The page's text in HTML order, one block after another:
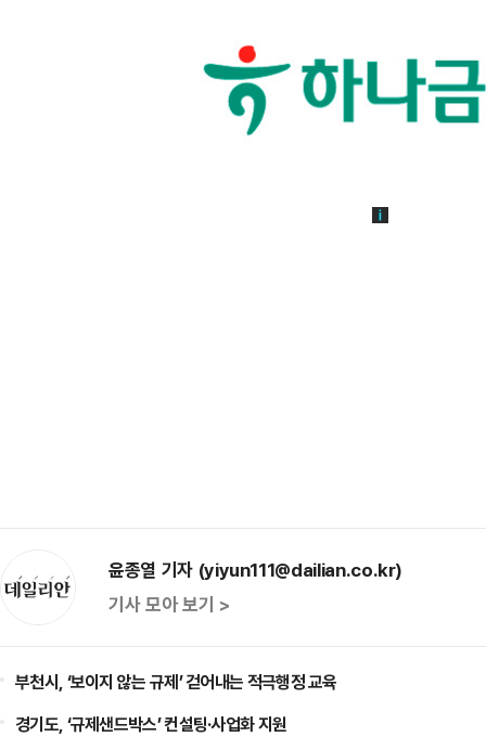
윤종열 기자 (yiyun111@dailian.co.kr)
기사 모아 보기 >
부천시, ‘보이지 않는 규제’ 걷어내는 적극행정 교육
경기도, ‘규제샌드박스’ 컨설팅·사업화 지원